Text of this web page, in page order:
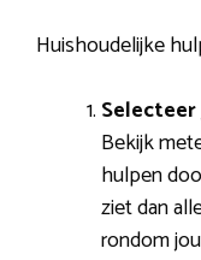
Huishoudelijke
Bekijk
hulpen
ziet dan
rondom